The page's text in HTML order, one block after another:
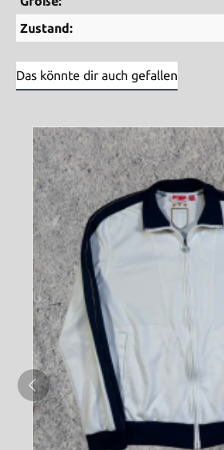
Zustand:
Das könnte dir auch gefallen